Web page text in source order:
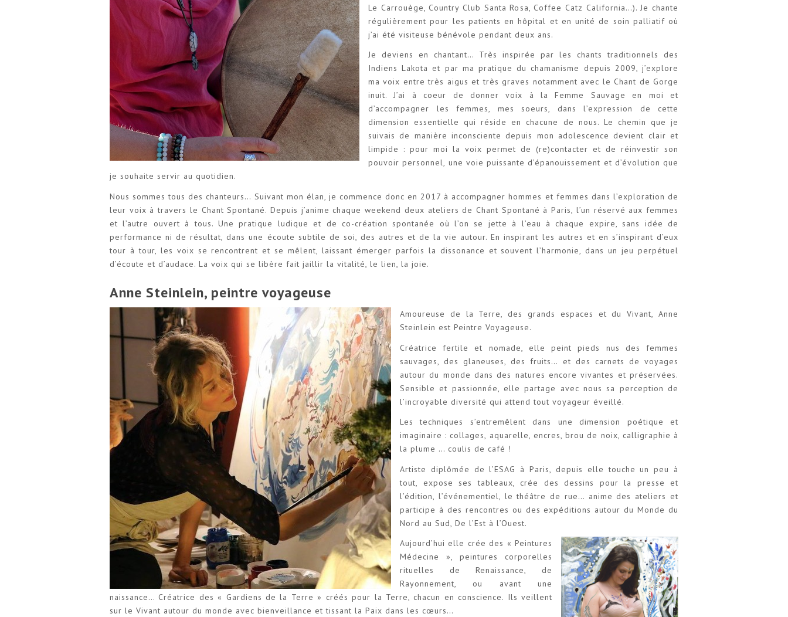
Le Carrouège, Country Club Santa Rosa, Coffee Catz California…). Je chante
régulièrement pour les patients en hôpital et en unité de soin palliatif où
j’ai été visiteuse bénévole pendant deux ans.
Je deviens en chantant… Très inspirée par les chants traditionnels des
Indiens Lakota et par ma pratique du chamanisme depuis 2009, j’explore
ma voix entre très aigus et très graves notamment avec le Chant de Gorge
inuit. J’ai à coeur de donner voix à la Femme Sauvage en moi et
d’accompagner les femmes, mes soeurs, dans l’expression de cette
dimension essentielle qui réside en chacune de nous. Le chemin que je
suivais de manière inconsciente depuis mon adolescence devient clair et
limpide : pour moi la voix permet de (re)contacter et de réinvestir son
pouvoir personnel, une voie puissante d’épanouissement et d’évolution que
je souhaite servir au quotidien.
Nous sommes tous des chanteurs… Suivant mon élan, je commence donc en 2017 à accompagner hommes et femmes dans l’exploration de
leur voix à travers le Chant Spontané. Depuis j’anime chaque weekend deux ateliers de Chant Spontané à Paris, l’un réservé aux femmes
et l’autre ouvert à tous. Une pratique ludique et de co-création spontanée où l’on se jette à l’eau à chaque expire, sans idée de
performance ni de résultat, dans une écoute subtile de soi, des autres et de la vie autour. En inspirant les autres et en s’inspirant d’eux
tour à tour, les voix se rencontrent et se mêlent, laissant émerger parfois la dissonance et souvent l’harmonie, dans un jeu perpétuel
d’écoute et d’audace. La voix qui se libère fait jaillir la vitalité, le lien, la joie.
Anne Steinlein, peintre voyageuse
Amoureuse de la Terre, des grands espaces et du Vivant, Anne
Steinlein est Peintre Voyageuse.
Créatrice fertile et nomade, elle peint pieds nus des femmes
sauvages, des glaneuses, des fruits… et des carnets de voyages
autour du monde dans des natures encore vivantes et préservées.
Sensible et passionnée, elle partage avec nous sa perception de
l’incroyable diversité qui attend tout voyageur éveillé.
Les techniques s’entremêlent dans une dimension poétique et
imaginaire : collages, aquarelle, encres, brou de noix, calligraphie à
la plume … coulis de café !
Artiste diplômée de l’ESAG à Paris, depuis elle touche un peu à
tout, expose ses tableaux, crée des dessins pour la presse et
l’édition, l’événementiel, le théâtre de rue… anime des ateliers et
participe à des rencontres ou des expéditions autour du Monde du
Nord au Sud, De l’Est à l’Ouest.
Aujourd’hui elle crée des « Peintures
Médecine », peintures corporelles
rituelles de Renaissance, de
Rayonnement, ou avant une
naissance… Créatrice des « Gardiens de la Terre » créés pour la Terre, chacun en conscience. Ils veillent
sur le Vivant autour du monde avec bienveillance et tissant la Paix dans les cœurs…